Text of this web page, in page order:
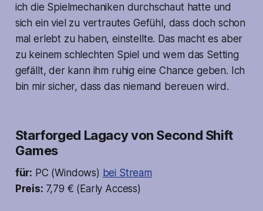
ich die Spielmechaniken durchschaut hatte und
sich ein viel zu vertrautes Gefühl, dass doch schon
mal erlebt zu haben, einstellte. Das macht es aber
zu keinem schlechten Spiel und wem das Setting
gefällt, der kann ihm ruhig eine Chance geben. Ich
bin mir sicher, dass das niemand bereuen wird.
Starforged Lagacy von Second Shift
Games
für: PC (Windows) bei Stream
Preis: 7,79 € (Early Access)